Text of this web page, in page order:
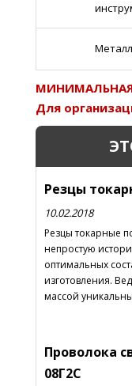
МИНИМАЛЬНАЯ
Для
Резцы
10.02.2018
Резцы токарные
непростую
оптимальных
изготовления.
массой
Проволока
08Г2С